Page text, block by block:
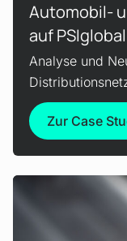
Automobil-
auf PSIglobal
Analyse und
Zur Case